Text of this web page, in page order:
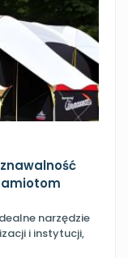
narzędzie
i instytucji,